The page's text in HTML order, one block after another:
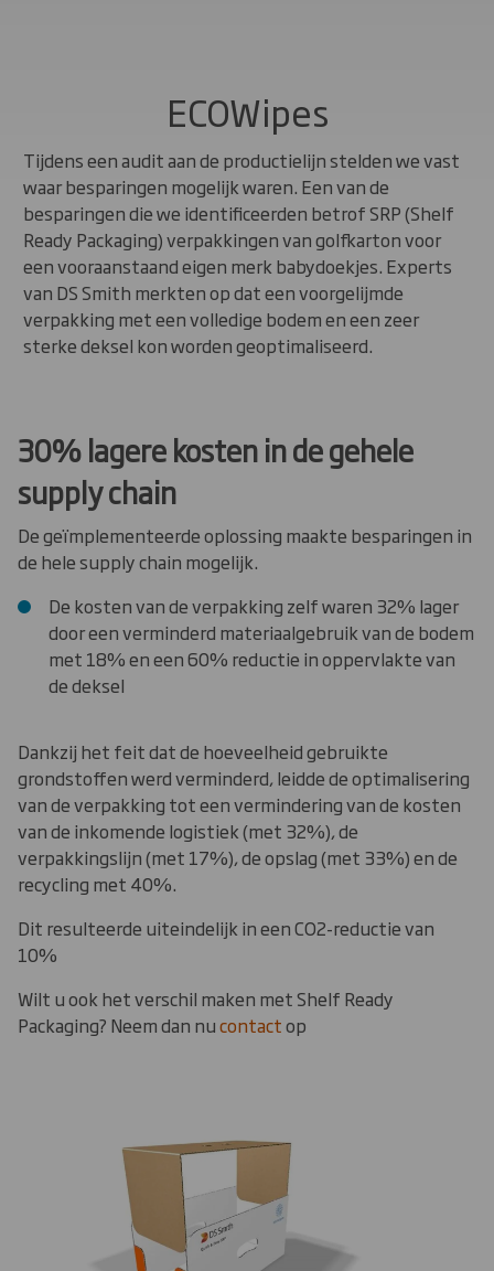
ECOWipes
Tijdens een audit aan de productielijn stelden we vast
waar besparingen mogelijk waren. Een van de
besparingen die we identificeerden betrof SRP (Shelf
Ready Packaging) verpakkingen van golfkarton voor
een vooraanstaand eigen merk babydoekjes. Experts
van DS Smith merkten op dat een voorgelijmde
verpakking met een volledige bodem en een zeer
sterke deksel kon worden geoptimaliseerd.
30% lagere kosten in de gehele
supply chain
De geïmplementeerde oplossing maakte besparingen in
de hele supply chain mogelijk.
De kosten van de verpakking zelf waren 32% lager
door een verminderd materiaalgebruik van de bodem
met 18% en een 60% reductie in oppervlakte van
de deksel
Dankzij het feit dat de hoeveelheid gebruikte
grondstoffen werd verminderd, leidde de optimalisering
van de verpakking tot een vermindering van de kosten
van de inkomende logistiek (met 32%), de
verpakkingslijn (met 17%), de opslag (met 33%) en de
recycling met 40%.
Dit resulteerde uiteindelijk in een CO2-reductie van
10%
Wilt u ook het verschil maken met Shelf Ready
Packaging? Neem dan nucontactop